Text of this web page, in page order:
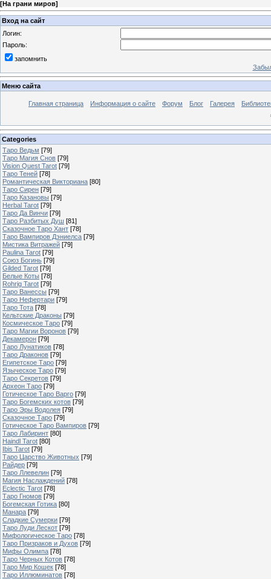
[На грани миров]
Вход на сайт
Логин:
Пароль:
запомнить
Меню сайта
Главная страница Информация о сайте Форум Блог Галерея
Categories
Таро Ведьм [79]
Таро Магия Снов [79]
Vision Quest Tarot [79]
Таро Теней [78]
Романтическая Викториана [80]
Таро Сирен [79]
Таро Казановы [79]
Herbal Tarot [79]
Таро Да Винчи [79]
Таро Разбитых Душ [81]
Сказочное Таро Хант [78]
Таро Вампиров Дэниелса [79]
Мистика Витражей [79]
Paulina Tarot [79]
Союз Богинь [79]
Gilded Tarot [79]
Белые Коты [78]
Rohrig Tarot [79]
Таро Ванессы [79]
Таро Нефертари [79]
Таро Тота [78]
Кельтские Драконы [79]
Космическое Таро [79]
Таро Магии Воронов [79]
Декамерон [79]
Таро Лунатиков [78]
Таро Драконов [79]
Египетское Таро [79]
Языческое Таро [79]
Таро Секретов [79]
Археон Таро [79]
Готическое Таро Варго [79]
Таро Богемских котов [79]
Таро Эры Водолея [79]
Сказочное Таро [79]
Готическое Таро Вампиров [79]
Таро Лабиринт [80]
Haindl Tarot [80]
Ibis Tarot [79]
Таро Царство Животных [79]
Райдер [79]
Таро Ллевелин [79]
Магия Наслаждений [78]
Eclectic Tarot [78]
Таро Гномов [79]
Богемская Готика [80]
Манара [79]
Сладкие Сумерки [79]
Таро Луди Лескот [79]
Мифологическое Таро [78]
Таро Призраков и Духов [79]
Мифы Олимпа [78]
Таро Черных Котов [78]
Таро Мир Кошек [78]
Таро Иллюминатов [78]